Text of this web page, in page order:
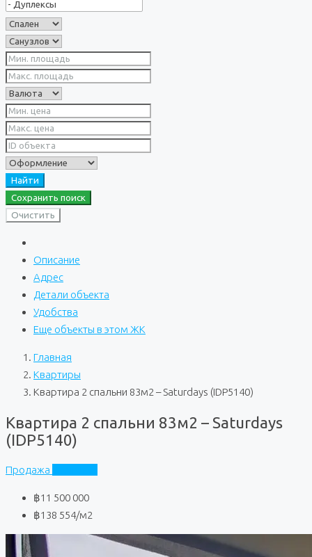
Найти
Сохранить поиск
Очистить
Описание
Адрес
Детали объекта
Удобства
Еще объекты в этом ЖК
Главная
Квартиры
Квартира 2 спальни 83м2 – Saturdays (IDP5140)
Квартира 2 спальни 83м2 – Saturdays
(IDP5140)
Продажа
฿11 500 000
฿138 554/м2